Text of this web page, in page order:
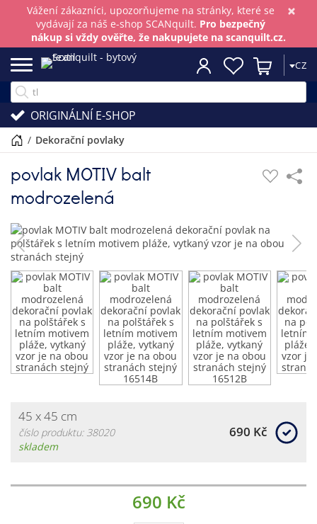
×
Vážení zákazníci, upozorňujeme na stránky, které se
vydávají za náš e-shop SCANquilt. Pro bezpečný
nákup si vždy ověřte, že nakupujete na scanquilt.cz.
CZ
ORIGINÁLNÍ E-SHOP
/ dekorační povlaky
povlak MOTIV balt
modrozelená
45 x 45 cm
číslo produktu: 38020
skladem
690 Kč
690 Kč